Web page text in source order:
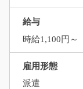
給与
時給1,100円～
雇用形態
派遣